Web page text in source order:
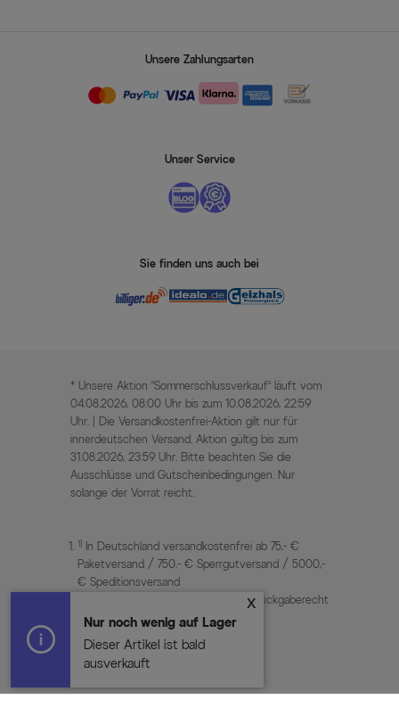
Unsere Zahlungsarten
Unser Service
Sie finden uns auch bei
* Unsere Aktion „Sommerschlussverkauf“ läuft vom
04.08.2026, 08:00 Uhr bis zum 10.08.2026, 22:59
Uhr. | Die Versandkostenfrei-Aktion gilt nur für
innerdeutschen Versand. Aktion gültig bis zum
31.08.2026, 23:59 Uhr. Bitte beachten Sie die
Ausschlüsse und Gutscheinbedingungen. Nur
solange der Vorrat reicht.
1) In Deutschland versandkostenfrei ab 75,- €
Paketversand / 750,- € Sperrgutversand / 5000,-
€ Speditionsversand
Siehe Bedingungen zum 30-Tage Rückgaberecht
in den AGB
Preisempfehlung des Herstellers